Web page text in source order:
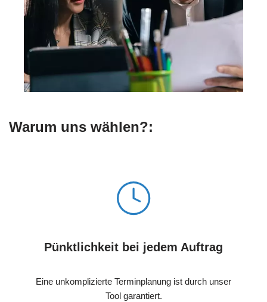
Warum uns wählen?:
Pünktlichkeit bei jedem Auftrag
Eine unkomplizierte Terminplanung ist durch unser
Tool garantiert.